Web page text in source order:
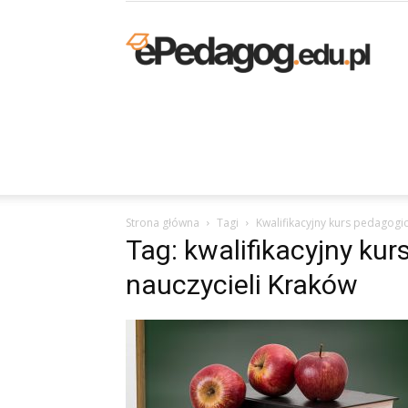
Strona główna Tagi Kwalifikacyjny kurs
Tag: kwalifikacyjny
nauczycieli Kraków